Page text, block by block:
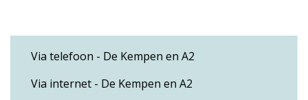
Via telefoon - De Kempen en A2
Via internet - De Kempen en A2